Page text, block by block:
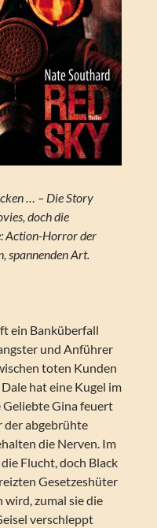
… – Die Story
doch die
Action-Horror der
spannenden Art.
ein Banküberfall
und Anführer
toten Kunden
hat eine Kugel im
Geliebte Gina feuert
der abgebrühte
die Nerven. Im
Flucht, doch Black
Gesetzeshüter
wird, zumal sie die
verschleppt